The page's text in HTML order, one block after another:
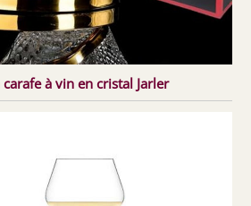
à vin en cristal Jarler